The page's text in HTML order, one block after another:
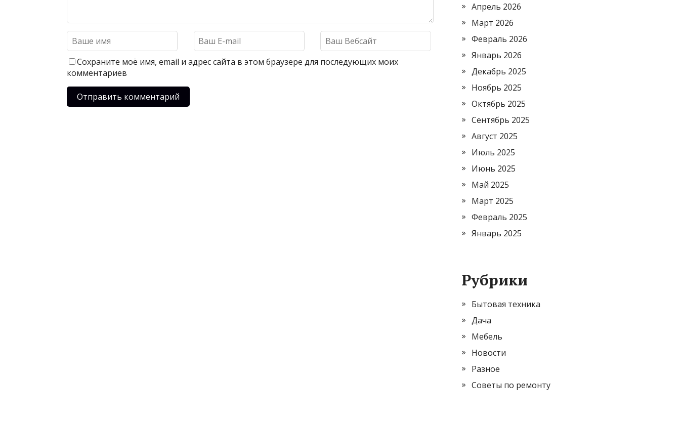
Сохраните моё имя, email и адрес сайта в этом браузере для последующих моих
комментариев
Апрель 2026
Март 2026
Февраль 2026
Январь 2026
Декабрь 2025
Ноябрь 2025
Октябрь 2025
Сентябрь 2025
Август 2025
Июль 2025
Июнь 2025
Май 2025
Март 2025
Февраль 2025
Январь 2025
Рубрики
Бытовая техника
Дача
Мебель
Новости
Разное
Советы по ремонту